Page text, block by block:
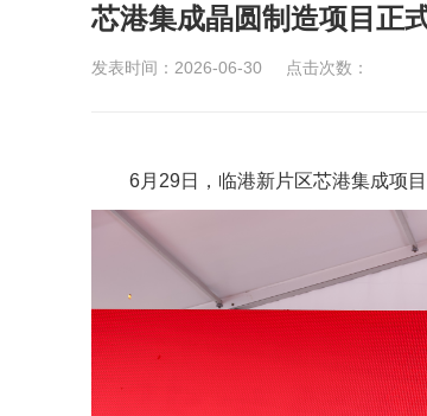
芯港集成晶圆制造项目正
发表时间：2026-06-30 点击次数：
6月29日，临港新片区芯港集成项